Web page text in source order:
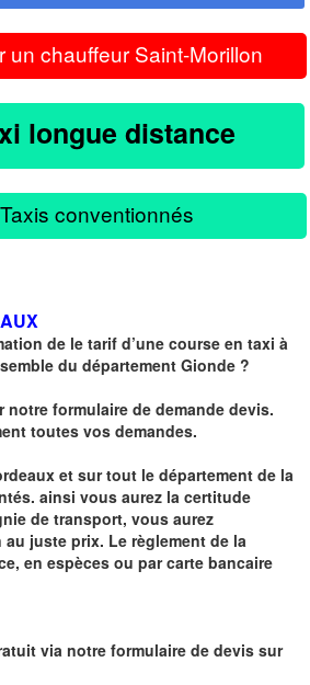
un chauffeur Saint-Morillon
longue distance
Taxis conventionnés
de le tarif d’une course en taxi à
du département Gionde ?
notre formulaire de demande devis.
toutes vos demandes.
et sur tout le département de la
. ainsi vous aurez la certitude
de transport, vous aurez
au juste prix. Le règlement de la
en espèces ou par carte bancaire
via notre formulaire de devis sur